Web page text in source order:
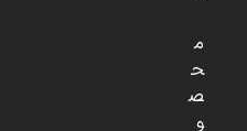
م
ح
ص
و